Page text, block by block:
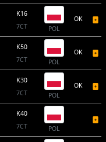
K16
7CT
POL
OK
K50
7CT
POL
OK
K30
7CT
POL
OK
K40
7CT
POL